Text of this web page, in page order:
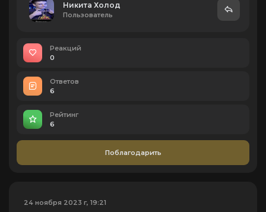
Никита Холод
Пользователь
Реакций
0
Ответов
6
Рейтинг
6
Поблагодарить
24 ноября 2023 г, 19:21